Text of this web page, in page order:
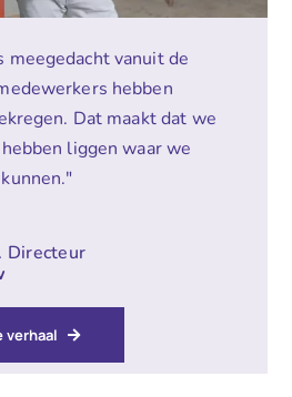
meegedacht vanuit de
hebben
Dat maakt dat we
liggen waar we
Directeur
verhaal